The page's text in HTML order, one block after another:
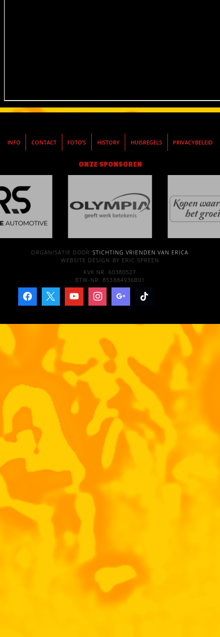
INFO CONTACT FOTO’S HISTORY HUISREGELS PRIVACYBELEID
ONZE SPONSOREN
ORGANISATIE DOOR STICHTING VRIENDEN VAN ERICA
WEBSITE DESIGN BY ERIC SPREEN
KVK NR. 60380527
BTW-NR. 853884936B01